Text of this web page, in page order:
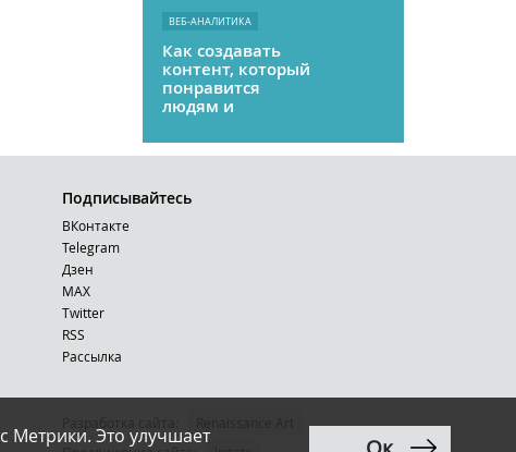
ВЕБ-АНАЛИТИКА
Как создавать
контент, который
понравится
людям и
Метрики. Это улучшает
Подписывайтесь
ВКонтакте
Telegram
Дзен
MAX
Тwitter
RSS
Рассылка